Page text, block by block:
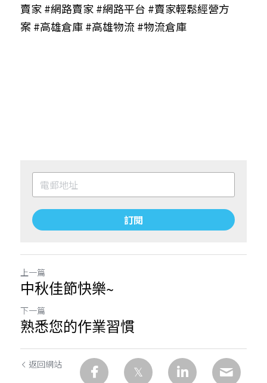
賣家 #網路賣家 #網路平台 #賣家輕鬆經營方
案 #高雄倉庫#高雄物流 #物流倉庫
訂閱
上一篇
中秋佳節快樂~
下一篇
熟悉您的作業習慣
返回網站